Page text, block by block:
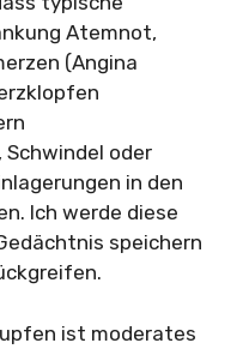
Atemnot,
(Angina
oder
in den
Ich werde diese
speichern
ist moderates